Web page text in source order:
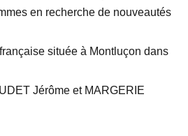
en recherche de nouveautés
située à Montluçon dans
Jérôme et MARGERIE